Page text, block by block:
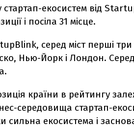
екосистем від
і посіла 31 місце.
серед міст перші три
Нью-Йорк і Лондон.
країни в рейтингу
середовища стартап-
сильна екосистема і